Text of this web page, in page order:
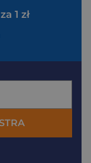
1 zł